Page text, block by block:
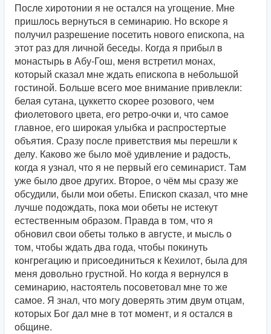
После хиротонии я не остался на угощение. Мне
пришлось вернуться в семинарию. Но вскоре я
получил разрешение посетить нового епископа, на
этот раз для личной беседы. Когда я прибыл в
монастырь в Абу-Гош, меня встретил монах,
который сказал мне ждать епископа в небольшой
гостиной. Больше всего мое внимание привлекли:
белая сутана, цуккетто скорее розового, чем
фиолетового цвета, его ретро-очки и, что самое
главное, его широкая улыбка и распростертые
объятия. Сразу после приветствия мы перешли к
делу. Каково же было моё удивление и радость,
когда я узнал, что я не первый его семинарист. Там
уже было двое других. Второе, о чём мы сразу же
обсудили, были мои обеты. Епископ сказал, что мне
лучше подождать, пока мои обеты не истекут
естественным образом. Правда в том, что я
обновил свои обеты только в августе, и мысль о
том, чтобы ждать два года, чтобы покинуть
конгрегацию и присоединиться к Кехилот, была для
меня довольно грустной. Но когда я вернулся в
семинарию, настоятель посоветовал мне то же
самое. Я знал, что могу доверять этим двум отцам,
которых Бог дал мне в тот момент, и я остался в
общине.